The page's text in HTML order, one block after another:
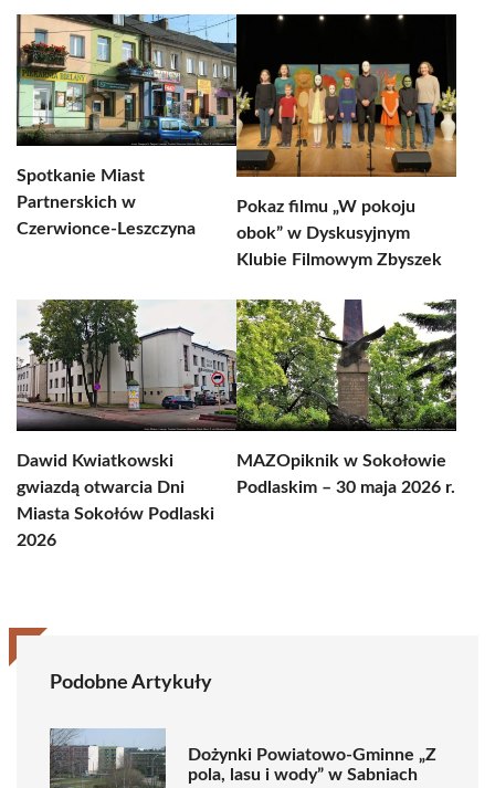
Spotkanie Miast
Partnerskich w
Czerwionce-Leszczyna
Pokaz filmu „W pokoju
obok” w Dyskusyjnym
Klubie Filmowym Zbyszek
Dawid Kwiatkowski
gwiazdą otwarcia Dni
Miasta Sokołów Podlaski
2026
MAZOpiknik w Sokołowie
Podlaskim – 30 maja 2026 r.
Podobne Artykuły
Dożynki Powiatowo-Gminne „Z
pola, lasu i wody” w Sabniach